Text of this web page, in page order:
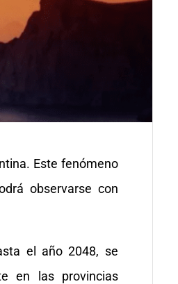
Este fenómeno
observarse con
el año 2048, se
en las provincias